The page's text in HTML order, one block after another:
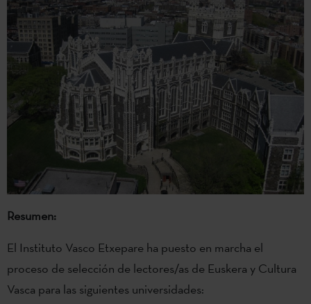
Resumen:
El Instituto Vasco Etxepare ha puesto en marcha el
proceso de selección de lectores/as de Euskera y Cultura
Vasca para las siguientes universidades: